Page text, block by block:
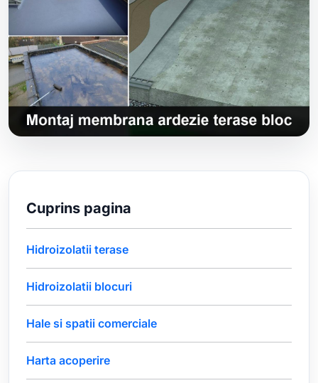
Cuprins pagina
Hidroizolatii terase
Hidroizolatii blocuri
Hale si spatii comerciale
Harta acoperire